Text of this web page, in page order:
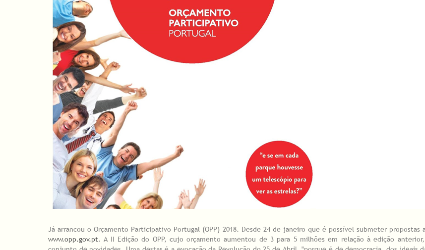
Já arrancou o Orçamento Participativo Portugal (OPP) 2018. Desde 24 de janeiro que é possível submeter propostas
www.opp.gov.pt. A II Edição do OPP, cujo orçamento aumentou de 3 para 5 milhões em relação à edição